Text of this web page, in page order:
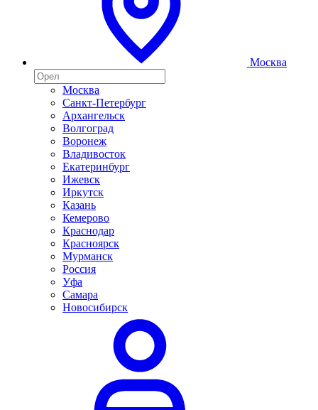
Москва
Москва
Санкт-Петербург
Архангельск
Волгоград
Воронеж
Владивосток
Екатеринбург
Ижевск
Иркутск
Казань
Кемерово
Краснодар
Красноярск
Мурманск
Россия
Уфа
Самара
Новосибирск